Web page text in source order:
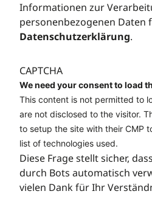
Informationen zur
personenbezogenen Daten
Datenschutzerklärung.
CAPTCHA
We need your consent to load
This content is not permitted to
are not disclosed to the visitor.
to setup the site with their CMP
list of technologies used.
Diese Frage stellt sicher,
durch Bots automatisch
vielen Dank für Ihr